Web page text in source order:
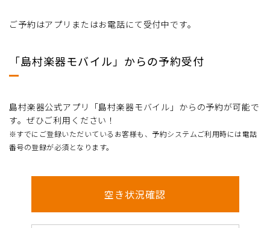
ご予約はアプリまたはお電話にて受付中です。
「島村楽器モバイル」からの予約受付
島村楽器公式アプリ「島村楽器モバイル」からの予約が可能で
す。ぜひご利用ください！
※すでにご登録いただいているお客様も、予約システムご利用時には電話
番号の登録が必須となります。
空き状況確認